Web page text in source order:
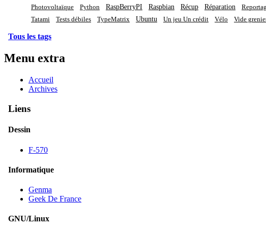
Photovoltaïque
Python RaspBerryPI Raspbian Récup Réparation
Tatami
Tests débiles TypeMatrix Ubuntu Un jeu Un crédit Vélo Vide
Tous les tags
Menu extra
Accueil
Archives
Liens
Dessin
F-570
Informatique
Genma
Geek De France
GNU/Linux